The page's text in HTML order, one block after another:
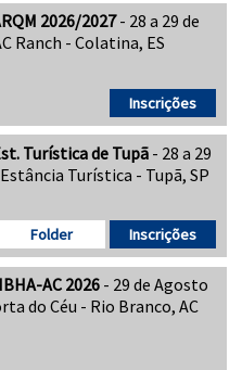
2026/2027- 28 a 29 de
Ranch - Colatina, ES
Inscrições
Turística de Tupã - 28 a 29
Turística - Tupã, SP
Inscrições
Folder
AC 2026- 29 de Agosto
do Céu - Rio Branco, AC